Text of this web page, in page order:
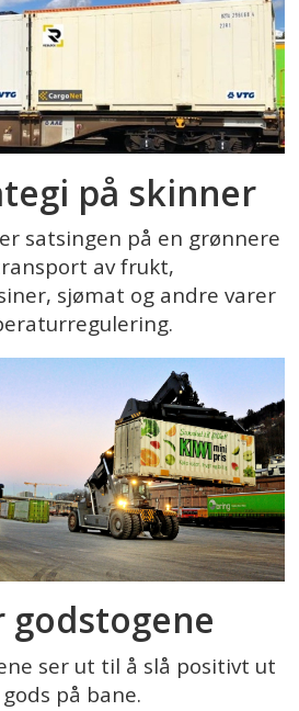
på skinner
satsingen på en grønnere
av frukt,
sjømat og andre varer
ser ut til å slå positivt ut
på bane.